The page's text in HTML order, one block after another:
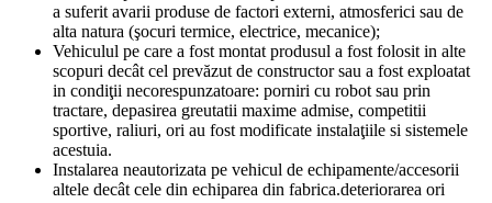
a suferit avarii produse de factori externi, atmosferici sau de
alta natura (şocuri termice, electrice, mecanice);
Vehiculul pe care a fost montat produsul a fost folosit in alte
scopuri decât cel prevăzut de constructor sau a fost exploatat
in condiţii necorespunzatoare: porniri cu robot sau prin
tractare, depasirea greutatii maxime admise, competitii
sportive, raliuri, ori au fost modificate instalaţiile si sistemele
acestuia.
Instalarea neautorizata pe vehicul de echipamente/accesorii
altele decât cele din echiparea din fabrica.deteriorarea ori